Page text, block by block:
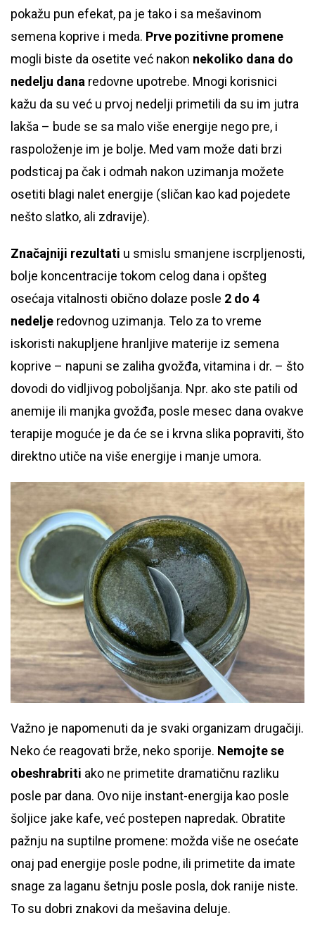
pokažu pun efekat, pa je tako i sa mešavinom
semena koprive i meda. Prve pozitivne promene
mogli biste da osetite već nakon nekoliko dana do
nedelju dana redovne upotrebe. Mnogi korisnici
kažu da su već u prvoj nedelji primetili da su im jutra
lakša – bude se sa malo više energije nego pre, i
raspoloženje im je bolje. Med vam može dati brzi
podsticaj pa čak i odmah nakon uzimanja možete
osetiti blagi nalet energije (sličan kao kad pojedete
nešto slatko, ali zdravije).
Značajniji rezultati u smislu smanjene iscrpljenosti,
bolje koncentracije tokom celog dana i opšteg
osećaja vitalnosti obično dolaze posle 2 do 4
nedelje redovnog uzimanja. Telo za to vreme
iskoristi nakupljene hranljive materije iz semena
koprive – napuni se zaliha gvožđa, vitamina i dr. – što
dovodi do vidljivog poboljšanja. Npr. ako ste patili od
anemije ili manjka gvožđa, posle mesec dana ovakve
terapije moguće je da će se i krvna slika popraviti, što
direktno utiče na više energije i manje umora.
Važno je napomenuti da je svaki organizam drugačiji.
Neko će reagovati brže, neko sporije. Nemojte se
obeshrabriti ako ne primetite dramatičnu razliku
posle par dana. Ovo nije instant-energija kao posle
šoljice jake kafe, već postepen napredak. Obratite
pažnju na suptilne promene: možda više ne osećate
onaj pad energije posle podne, ili primetite da imate
snage za laganu šetnju posle posla, dok ranije niste.
To su dobri znakovi da mešavina deluje.